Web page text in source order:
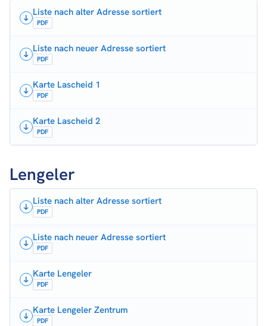
Liste nach alter Adresse sortiert
PDF
Liste nach neuer Adresse sortiert
PDF
Karte Lascheid 1
PDF
Karte Lascheid 2
PDF
Lengeler
Liste nach alter Adresse sortiert
PDF
Liste nach neuer Adresse sortiert
PDF
Karte Lengeler
PDF
Karte Lengeler Zentrum
PDF